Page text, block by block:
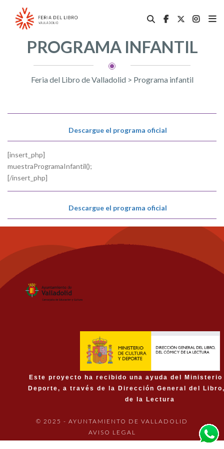
PROGRAMA INFANTIL
Feria del Libro de Valladolid > Programa infantil
Descargue el programa oficial
[insert_php]
muestraProgramaInfantil();
[/insert_php]
Descargue el programa oficial
Este proyecto ha recibido una ayuda del
Deporte, a través de la Dirección General del
de la Lectura
© 2025 - AYUNTAMIENTO DE VALLADOLID
AVISO LEGAL